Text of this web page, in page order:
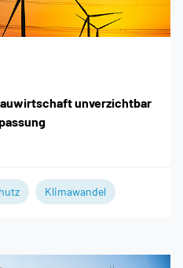
unverzichtbar
Klimawandel